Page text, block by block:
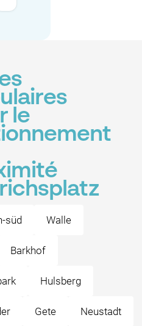
le
süd Walle
Barkhof
Hulsberg
Gete Neustadt